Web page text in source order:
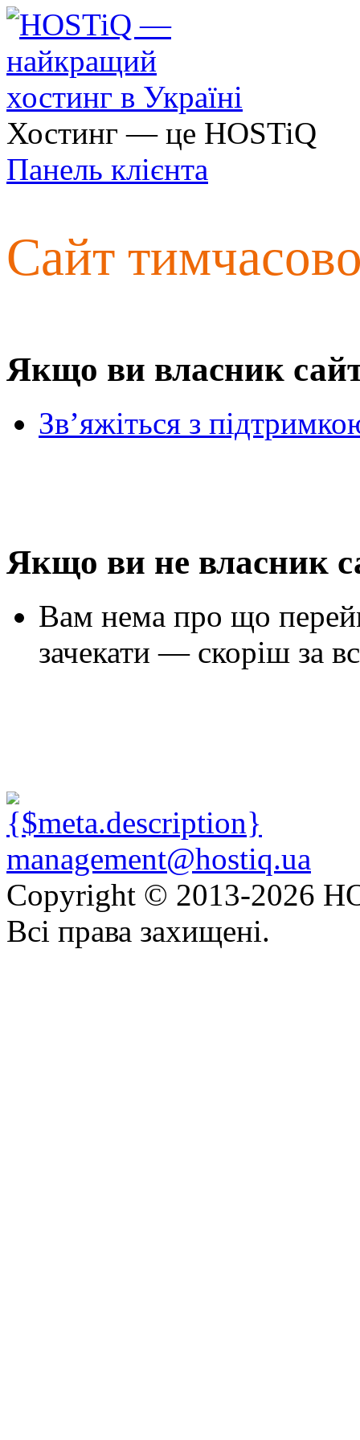
Хостинг — це HOSTiQ
Панель клієнта
Сайт
Якщо ви власник
Зв’яжіться з
Якщо ви не власник
Вам нема про що
зачекати — скоріш за
management@hostiq.ua
Copyright © 2013-2026
Всі права захищені.